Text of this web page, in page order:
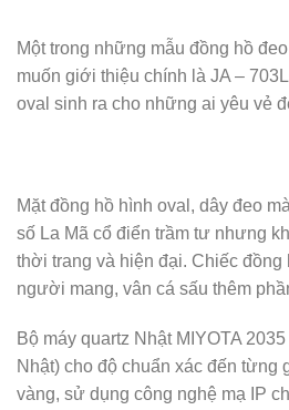
Một trong những mẫu đồng hồ
muốn giới thiệu chính là JA –
oval sinh ra cho những ai yêu vẻ
Mặt đồng hồ hình oval, dây đeo
số La Mã cổ điển trầm tư nhưng
thời trang và hiện đại. Chiếc đồng
người mang, vân cá sấu thêm
Bộ máy quartz Nhật MIYOTA
Nhật) cho độ chuẩn xác đến từng
vàng, sử dụng công nghệ mạ IP